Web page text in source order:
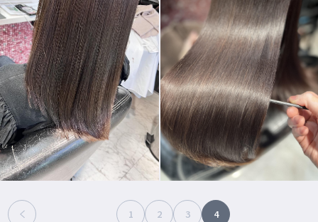
1 2 3 4